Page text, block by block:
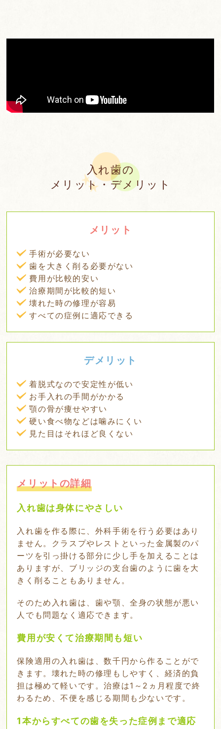
入れ歯の
メリット・デメリット
メリット
手術が必要ない
歯を大きく削る必要がない
費用が比較的安い
治療期間が比較的短い
壊れた時の修理が容易
すべての症例に適応できる
デメリット
着脱式なので安定性が低い
お手入れの手間がかかる
顎の骨が痩せやすい
硬い食べ物などは噛みにくい
見た目はそれほど良くない
メリットの詳細
入れ歯は身体にやさしい
入れ歯を作る際に、外科手術を行う必要はあり
ません。クラスプやレストといった金属製のパ
ーツを引っ掛ける部分に少し手を加えることは
ありますが、ブリッジの支台歯のように歯を大
きく削ることもありません。
そのため入れ歯は、歯や顎、全身の状態が悪い
人でも問題なく適応できます。
費用が安くて治療期間も短い
保険適用の入れ歯は、数千円から作ることがで
きます。壊れた時の修理もしやすく、経済的負
担は極めて軽いです。治療は1～2ヵ月程度で終
わるため、不便を感じる期間も少ないです。
1本からすべての歯を失った症例まで適応